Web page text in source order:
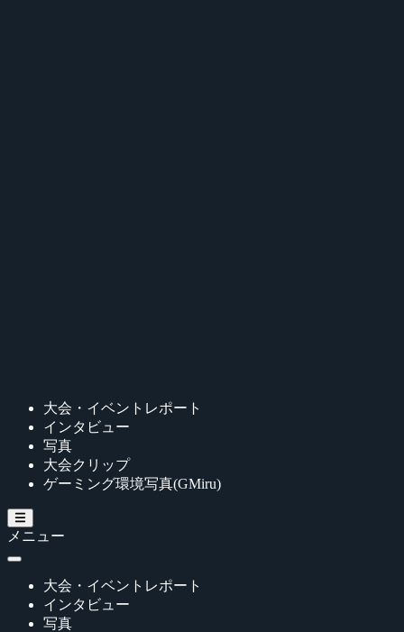
大会・イベントレポート
インタビュー
写真
大会クリップ
ゲーミング環境写真(GMiru)
メニュー
大会・イベントレポート
インタビュー
写真